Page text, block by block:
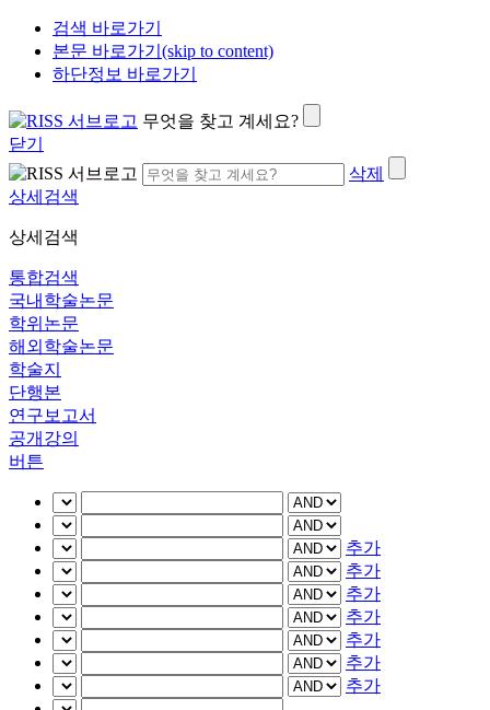
검색 바로가기
본문 바로가기(skip to content)
하단정보 바로가기
무엇을 찾고 계세요?
닫기
삭제
상세검색
상세검색
통합검색
국내학술논문
학위논문
해외학술논문
학술지
단행본
연구보고서
공개강의
버튼
추가
추가
추가
추가
추가
추가
추가